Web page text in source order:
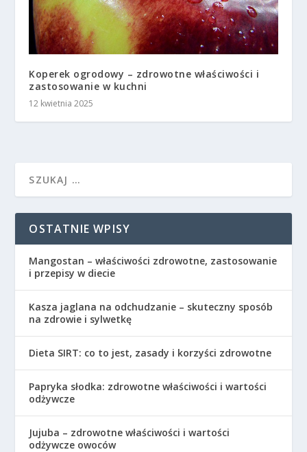
Koperek ogrodowy – zdrowotne właściwości i
zastosowanie w kuchni
12 kwietnia 2025
OSTATNIE WPISY
Mangostan – właściwości zdrowotne, zastosowanie
i przepisy w diecie
Kasza jaglana na odchudzanie – skuteczny sposób
na zdrowie i sylwetkę
Dieta SIRT: co to jest, zasady i korzyści zdrowotne
Papryka słodka: zdrowotne właściwości i wartości
odżywcze
Jujuba – zdrowotne właściwości i wartości
odżywcze owoców